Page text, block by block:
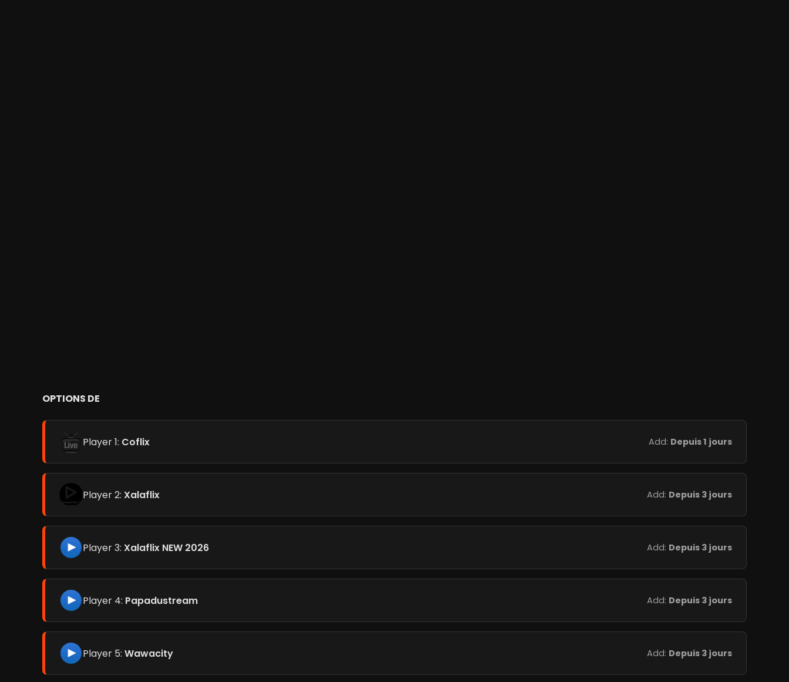
OPTIONS DE
Player 1: Coflix Add: Depuis 1 jours
Player 2: Xalaflix Add: Depuis 3 jours
Player 3: Xalaflix NEW 2026 Add: Depuis 3 jours
Player 4: Papadustream Add: Depuis 3 jours
Player 5: Wawacity Add: Depuis 3 jours